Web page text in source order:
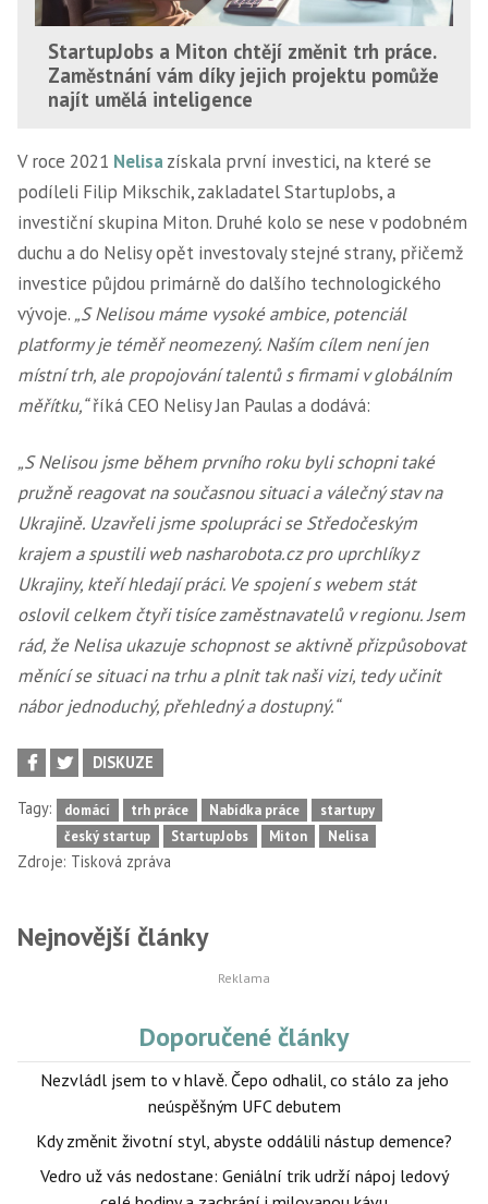
StartupJobs a Miton chtějí změnit trh práce.
Zaměstnání vám díky jejich projektu pomůže
najít umělá inteligence
V roce 2021 Nelisazískala první investici, na které se
podíleli Filip Mikschik, zakladatel StartupJobs, a
investiční skupina Miton. Druhé kolo se nese v podobném
duchu a do Nelisy opět investovaly stejné strany, přičemž
investice půjdou primárně do dalšího technologického
vývoje. „S Nelisou máme vysoké ambice, potenciál
platformy je téměř neomezený. Naším cílem není jen
místní trh, ale propojování talentů s firmami v globálním
měřítku,“říká CEO Nelisy Jan Paulas a dodává:
„S Nelisou jsme během prvního roku byli schopni také
pružně reagovat na současnou situaci a válečný stav na
Ukrajině. Uzavřeli jsme spolupráci se Středočeským
krajem a spustili web nasharobota.cz pro uprchlíky z
Ukrajiny, kteří hledají práci. Ve spojení s webem stát
oslovil celkem čtyři tisíce zaměstnavatelů v regionu. Jsem
rád, že Nelisa ukazuje schopnost se aktivně přizpůsobovat
měnící se situaci na trhu a plnit tak naši vizi, tedy učinit
nábor jednoduchý, přehledný a dostupný.“
DISKUZE
Tagy: domácí trh práce Nabídka práce
startupy
český startup
StartupJobs Miton Nelisa
Zdroje: Tisková zpráva
Nejnovější články
Doporučené články
Nezvládl jsem to v hlavě. Čepo odhalil, co stálo za jeho
neúspěšným UFC debutem
Kdy změnit životní styl, abyste oddálili nástup demence?
Vedro už vás nedostane: Geniální trik udrží nápoj ledový